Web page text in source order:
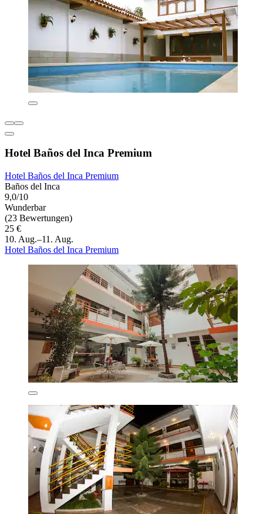
Hotel Baños del Inca Premium
Hotel Baños del Inca Premium
Baños del Inca
9,0/10
Wunderbar
(23 Bewertungen)
25 €
10. Aug.–11. Aug.
Hotel Baños del Inca Premium